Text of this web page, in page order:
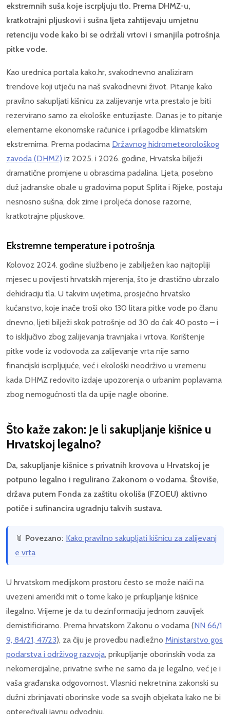
ekstremnih suša koje iscrpljuju tlo. Prema DHMZ-u,
kratkotrajni pljuskovi i sušna ljeta zahtijevaju umjetnu
retenciju vode kako bi se održali vrtovi i smanjila potrošnja
pitke vode.
Kao urednica portala kako.hr, svakodnevno analiziram
trendove koji utječu na naš svakodnevni život. Pitanje kako
pravilno sakupljati kišnicu za zalijevanje vrta prestalo je biti
rezervirano samo za ekološke entuzijaste. Danas je to pitanje
elementarne ekonomske računice i prilagodbe klimatskim
ekstremima. Prema podacima Državnog hidrometeorološkog
zavoda (DHMZ) iz 2025. i 2026. godine, Hrvatska bilježi
dramatične promjene u obrascima padalina. Ljeta, posebno
duž jadranske obale u gradovima poput Splita i Rijeke, postaju
nesnosno sušna, dok zime i proljeća donose razorne,
kratkotrajne pljuskove.
Ekstremne temperature i potrošnja
Kolovoz 2024. godine službeno je zabilježen kao najtopliji
mjesec u povijesti hrvatskih mjerenja, što je drastično ubrzalo
dehidraciju tla. U takvim uvjetima, prosječno hrvatsko
kućanstvo, koje inače troši oko 130 litara pitke vode po članu
dnevno, ljeti bilježi skok potrošnje od 30 do čak 40 posto – i
to isključivo zbog zalijevanja travnjaka i vrtova. Korištenje
pitke vode iz vodovoda za zalijevanje vrta nije samo
financijski iscrpljujuće, već i ekološki neodrživo u vremenu
kada DHMZ redovito izdaje upozorenja o urbanim poplavama
zbog nemogućnosti tla da upije nagle oborine.
Što kaže zakon: Je li sakupljanje kišnice u
Hrvatskoj legalno?
Da, sakupljanje kišnice s privatnih krovova u Hrvatskoj je
potpuno legalno i regulirano Zakonom o vodama. Štoviše,
država putem Fonda za zaštitu okoliša (FZOEU) aktivno
potiče i sufinancira ugradnju takvih sustava.
📎 Povezano: Kako pravilno sakupljati kišnicu za zalijevanj
e vrta
U hrvatskom medijskom prostoru često se može naići na
uvezeni američki mit o tome kako je prikupljanje kišnice
ilegalno. Vrijeme je da tu dezinformaciju jednom zauvijek
demistificiramo. Prema hrvatskom Zakonu o vodama (NN 66/1
9, 84/21, 47/23), za čiju je provedbu nadležno Ministarstvo gos
podarstva i održivog razvoja, prikupljanje oborinskih voda za
nekomercijalne, privatne svrhe ne samo da je legalno, već je i
vaša građanska odgovornost. Vlasnici nekretnina zakonski su
dužni zbrinjavati oborinske vode sa svojih objekata kako ne bi
opterećivali javnu odvodnju.